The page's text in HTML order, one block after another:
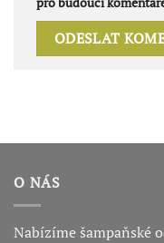
O NÁS
Nabízíme šampaňské